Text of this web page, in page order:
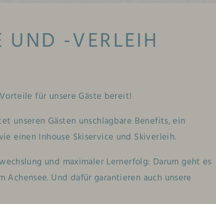
UND -VERLEIH
für unsere Gäste bereit!
unseren Gästen unschlagbare Benefits, ein
einen Inhouse Skiservice und Skiverleih.
und maximaler Lernerfolg: Darum geht es
Und dafür garantieren auch unsere